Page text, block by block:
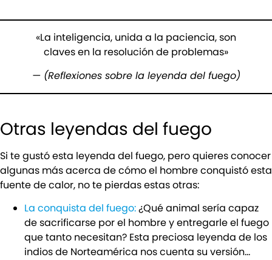
«La inteligencia, unida a la paciencia, son
claves en la resolución de problemas»
— (Reflexiones sobre la leyenda del fuego)
Otras leyendas del fuego
Si te gustó esta leyenda del fuego, pero quieres conocer
algunas más acerca de cómo el hombre conquistó esta
fuente de calor, no te pierdas estas otras:
La conquista del fuego:¿Qué animal sería capaz
de sacrificarse por el hombre y entregarle el fuego
que tanto necesitan? Esta preciosa leyenda de los
indios de Norteamérica nos cuenta su versión…